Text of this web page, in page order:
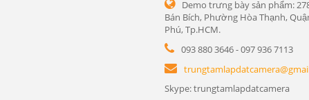
Demo trưng bày sản phẩm:
Bán Bích, Phường Hòa Thạnh,
Phú, Tp.HCM.
093 880 3646 - 097 936 7113
Skype: trungtamlapdatcamera